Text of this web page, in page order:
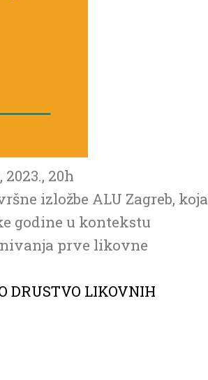
20h
izložbe ALU Zagreb, koja
godine u kontekstu
prve likovne
DRUSTVO LIKOVNIH